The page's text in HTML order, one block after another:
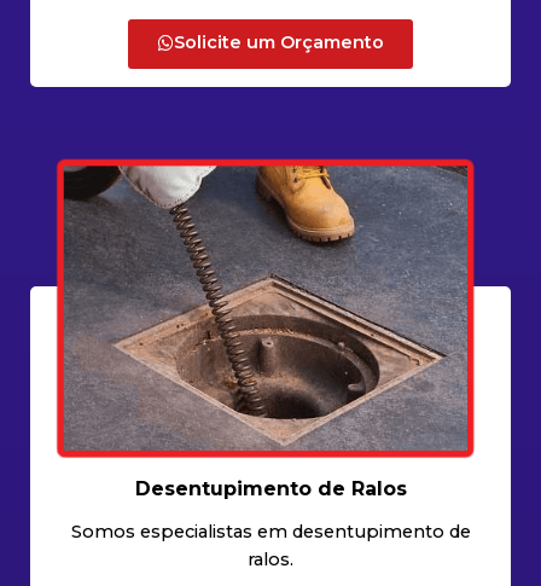
Solicite um Orçamento
Desentupimento de Ralos
Somos especialistas em desentupimento de
ralos.